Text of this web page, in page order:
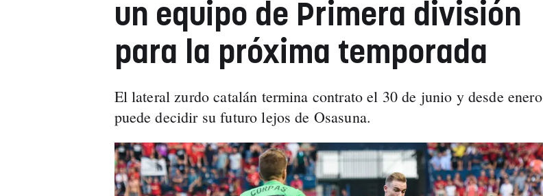
un equipo de Primera división
para la próxima temporada
El lateral zurdo catalán termina contrato el 30 de junio y desde enero
puede decidir su futuro lejos de Osasuna.